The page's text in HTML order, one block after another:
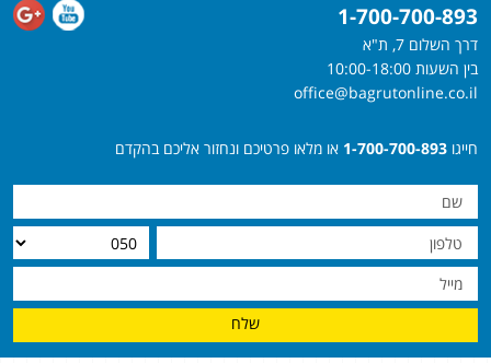
1-700-700-893
דרך השלום 7, ת"א
בין השעות 10:00-18:00
office@bagrutonline.co.il
חייגו 1-700-700-893 או מלאו פרטיכם ונחזור אליכם בהקדם
שלח